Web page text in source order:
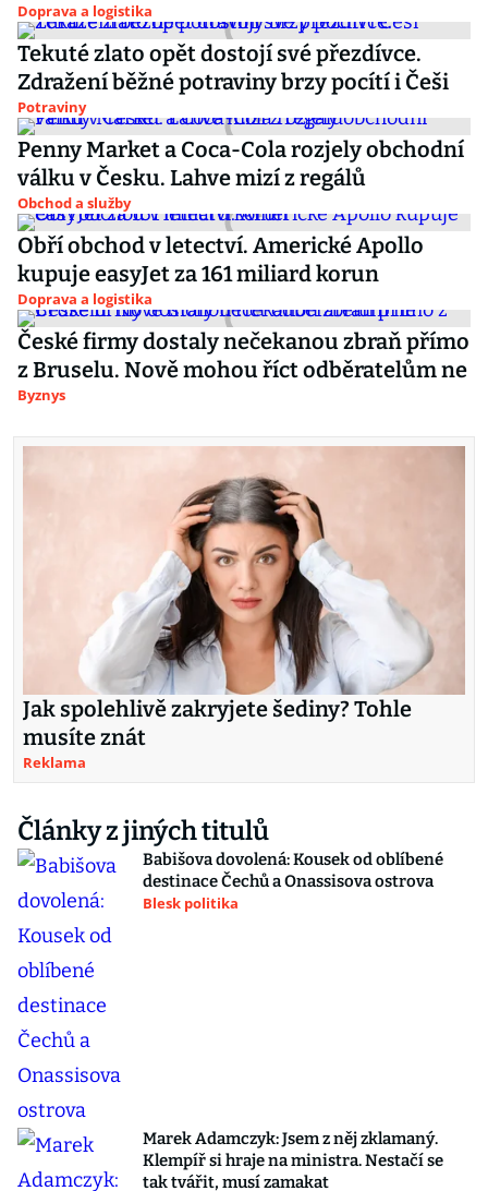
Doprava a logistika
Tekuté zlato opět dostojí své přezdívce.
Zdražení běžné potraviny brzy pocítí i Češi
Potraviny
Penny Market a Coca-Cola rozjely obchodní
válku v Česku. Lahve mizí z regálů
Obchod a služby
Obří obchod v letectví. Americké Apollo
kupuje easyJet za 161 miliard korun
Doprava a logistika
České firmy dostaly nečekanou zbraň přímo
z Bruselu. Nově mohou říct odběratelům ne
Byznys
Jak spolehlivě zakryjete šediny? Tohle
musíte znát
Reklama
Články z jiných titulů
Babišova dovolená: Kousek od oblíbené
destinace Čechů a Onassisova ostrova
Blesk politika
Marek Adamczyk: Jsem z něj zklamaný.
Klempíř si hraje na ministra. Nestačí se
tak tvářit, musí zamakat